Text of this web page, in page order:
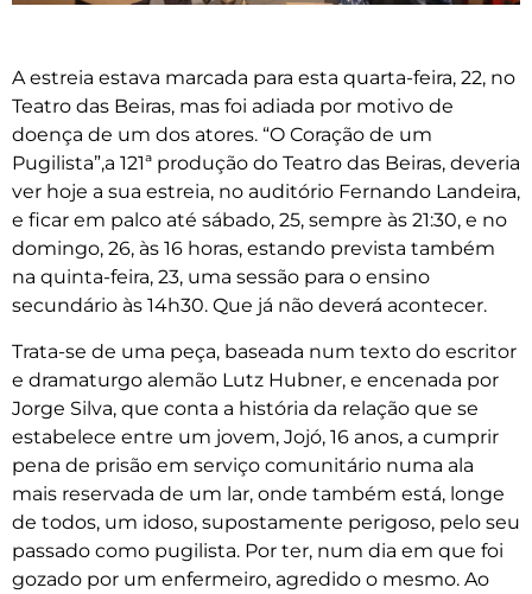
A estreia estava marcada para esta quarta-feira, 22, no
Teatro das Beiras, mas foi adiada por motivo de
doença de um dos atores. “O Coração de um
Pugilista”,a 121ª produção do Teatro das Beiras, deveria
ver hoje a sua estreia, no auditório Fernando Landeira,
e ficar em palco até sábado, 25, sempre às 21:30, e no
domingo, 26, às 16 horas, estando prevista também
na quinta-feira, 23, uma sessão para o ensino
secundário às 14h30. Que já não deverá acontecer.
Trata-se de uma peça, baseada num texto do escritor
e dramaturgo alemão Lutz Hubner, e encenada por
Jorge Silva, que conta a história da relação que se
estabelece entre um jovem, Jojó, 16 anos, a cumprir
pena de prisão em serviço comunitário numa ala
mais reservada de um lar, onde também está, longe
de todos, um idoso, supostamente perigoso, pelo seu
passado como pugilista. Por ter, num dia em que foi
gozado por um enfermeiro, agredido o mesmo. Ao